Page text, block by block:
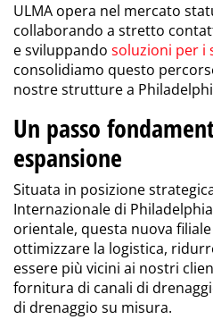
ULMA opera nel mercato
collaborando a stretto
e sviluppando soluzioni per i
consolidiamo questo
nostre strutture a
Un passo
espansione
Situata in posizione
Internazionale di
orientale, questa nuova
ottimizzare la logistica,
essere più vicini ai nostri
fornitura di canali di
di drenaggio su misura.